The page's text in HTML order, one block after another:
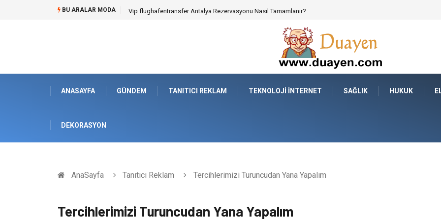
BU ARALAR MODA Osb Sandık ve Endüstriyel Makine Parçalarının Modüler Transferi
ANASAYFA GÜNDEM TANITICI REKLAM TEKNOLOJI İNTERNET SAĞLIK HUKUK
DEKORASYON
AnaSayfa Tanıtıcı Reklam Tercihlerimizi Turuncudan Yana Yapalım
Tercihlerimizi Turuncudan Yana Yapalım